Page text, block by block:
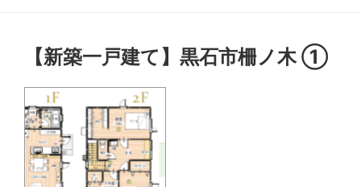
【新築一戸建て】黒石市柵ノ木 ①